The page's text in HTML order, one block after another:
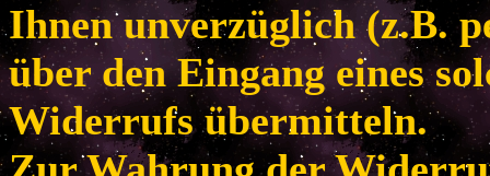
Ihnen unverzüglich (z.B.
über den Eingang eines
Widerrufs übermitteln.